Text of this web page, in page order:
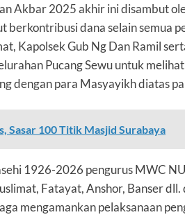
Akbar 2025 akhir ini disambut
berkontribusi dana selain semua
Kapolsek Gub Ng Dan Ramil
Pucang Sewu untuk
dengan para Masyayikh diatas
Sasar 100 Titik Masjid Surabaya
1926-2026 pengurus MWC
Fatayat, Anshor, Banser dll.
mengamankan pelaksanaan